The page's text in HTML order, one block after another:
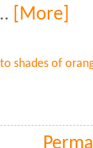
[More]
shades of